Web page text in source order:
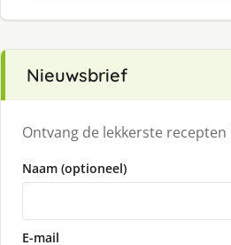
Nieuwsbrief
Ontvang de lekkerste recepten
Naam (optioneel)
E-mail